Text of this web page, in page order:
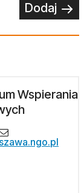
Dodaj
Wspierania